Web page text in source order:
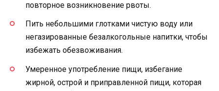
повторное возникновение рвоты.
Пить небольшими глотками чистую воду или
негазированные безалкогольные напитки, чтобы
избежать обезвоживания.
Умеренное употребление пищи, избегание
жирной, острой и приправленной пищи, которая